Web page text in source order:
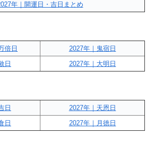
年｜開運日・吉日まとめ
倍日
2027年｜鬼宿日
日
2027年｜大明日
日
2027年｜天恩日
日
2027年｜月徳日